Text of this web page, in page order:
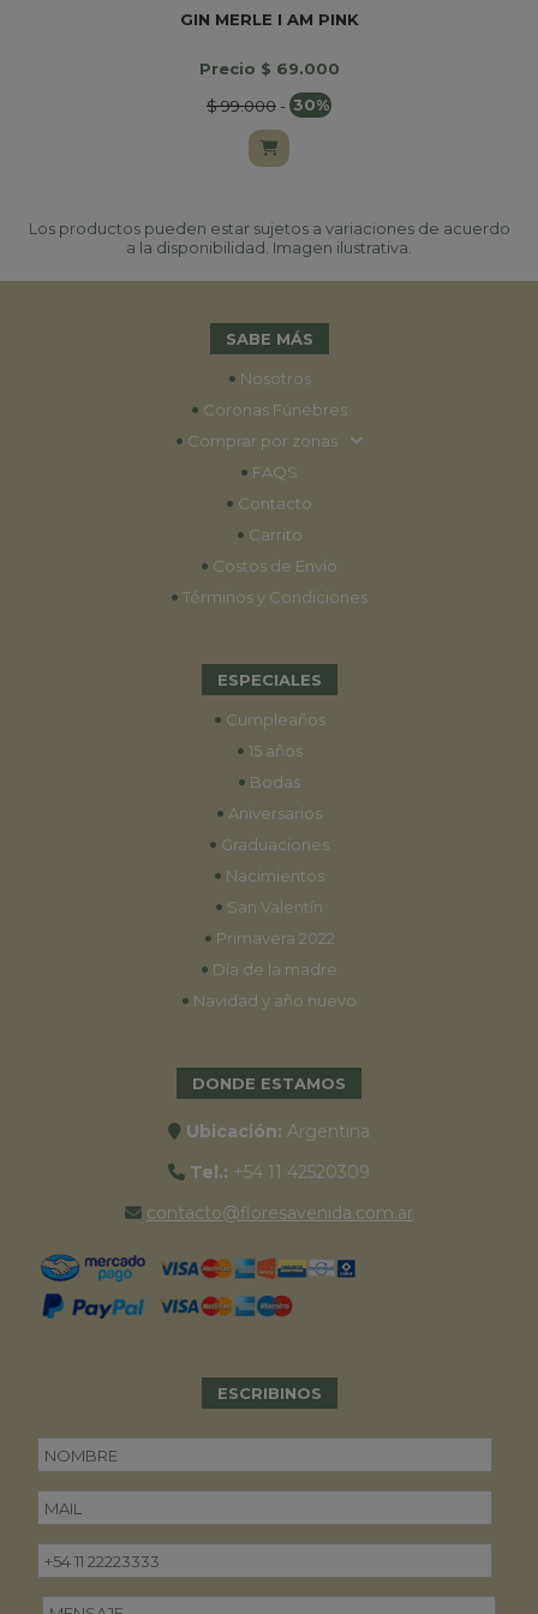
GIN MERLE I AM PINK
Precio $ 69.000
$ 99.000- 30%
Los productos pueden estar sujetos a variaciones de acuerdo
a la disponibilidad. Imagen ilustrativa.
SABE MÁS
• Nosotros
• Coronas Fúnebres
• Comprar por zonas
• FAQS
• Contacto
• Carrito
• Costos de Envío
• Términos y Condiciones
ESPECIALES
• Cumpleaños
• 15 años
• Bodas
• Aniversarios
• Graduaciones
• Nacimientos
• San Valentín
• Primavera 2022
• Día de la madre
• Navidad y año nuevo
DONDE ESTAMOS
Ubicación: Argentina
Tel.: +54 11 42520309
contacto@floresavenida.com.ar
ESCRIBINOS